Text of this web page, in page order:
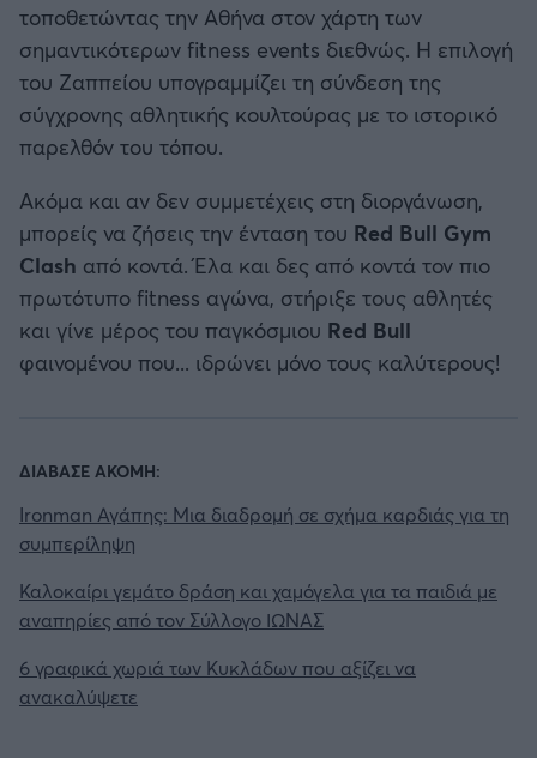
τοποθετώντας την Αθήνα στον χάρτη των
σημαντικότερων fitness events διεθνώς. Η επιλογή
του Ζαππείου υπογραμμίζει τη σύνδεση της
σύγχρονης αθλητικής κουλτούρας με το ιστορικό
παρελθόν του τόπου.
Ακόμα και αν δεν συμμετέχεις στη διοργάνωση,
μπορείς να ζήσεις την ένταση του Red Bull Gym
Clash από κοντά. Έλα και δες από κοντά τον πιο
πρωτότυπο fitness αγώνα, στήριξε τους αθλητές
και γίνε μέρος του παγκόσμιου Red Bull
φαινομένου που... ιδρώνει μόνο τους καλύτερους!
ΔΙΑΒΑΣΕ ΑΚΟΜΗ:
Ironman Αγάπης: Μια διαδρομή σε σχήμα καρδιάς για τη
συμπερίληψη
Καλοκαίρι γεμάτο δράση και χαμόγελα για τα παιδιά με
αναπηρίες από τον Σύλλογο ΙΩΝΑΣ
6 γραφικά χωριά των Κυκλάδων που αξίζει να
ανακαλύψετε